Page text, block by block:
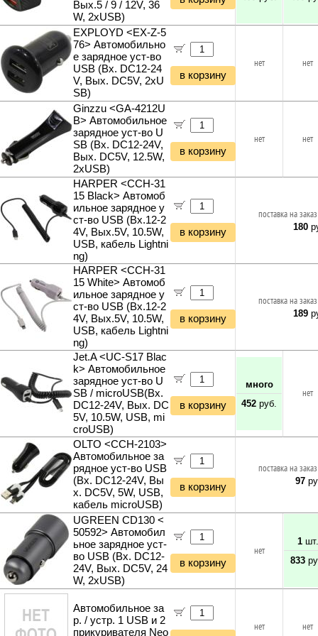
Паяльное оборудование
Зарядки и батареи для инструмента
Стабилизаторы напряжения
Генераторы
Насосы
Минимойки
Поливочное оборудование
Кусторезы и садовые ножницы
Садовые измельчители
Газонокосилки и триммеры
Культиваторы и мотоблоки
Снегоуборщики и подметальщики
Мотобуры
Отбойные молотки
Вибротехника
Бетономешалки
Садовые инструменты
Наборы инструментов
Хранение инструментов
Удлинители силовые
Фонари и мобильные светильники
Мультитулы и ножи
Инструменты и техника прочее
Светодиодные лампы GU10
Светодиодные лампы GX53
Светодиодные лампы G4
Светодиодные лампы G13
Умные лампы и светильники
Светодиодные светильники
Светодиодные ленты
Блоки питания для светодиодных лент
Светодиодные прожекторы
Фитосветильники и фитолампы
Светильники настольные
Фонари и мобильные светильники
Ночники и декоративные светильники
Гирлянды и гибкий неон
Вых.5 / 9 / 12V, 36
W, 2xUSB)
EXPLOYD <EX-Z-5
76> Автомобильно
е зарядное уст-во
USB (Вх. DC12-24
V, Вых. DC5V, 2xU
SB)
в корзину
нет нет
Ginzzu <GA-4212U
B> Автомобильное
зарядное уст-во U
SB (Вх. DC12-24V,
Вых. DC5V, 12.5W,
2xUSB)
в корзину
нет нет
HARPER <CCH-31
15 Black> Автомоб
ильное зарядное у
ст-во USB (Вх.12-2
4V, Вых.5V, 10.5W,
USB, кабель Lightni
ng)
в корзину
поставка на
180
HARPER <CCH-31
15 White> Автомоб
ильное зарядное у
ст-во USB (Вх.12-2
4V, Вых.5V, 10.5W,
USB, кабель Lightni
ng)
в корзину
поставка на
189
Jet.A <UC-S17 Blac
k> Автомобильное
зарядное уст-во U
SB / microUSB(Вх.
DC12-24V, Вых. DC
5V, 10.5W, USB, mi
croUSB)
в корзину
много
452 руб.
нет
OLTO <CCH-2103>
Автомобильное за
рядное уст-во USB
(Вх. DC12-24V, Вы
х. DC5V, 5W, USB,
кабель microUSB)
в корзину
поставка на
97
UGREEN CD130 <
50592> Автомобил
ьное зарядное уст-
во USB (Вх. DC12-
24V, Вых. DC5V, 24
W, 2xUSB)
в корзину
нет
1шт.
833
Автомобильное за
р. / устр. 1 USB и 2
прикуривателя Neo
нет нет